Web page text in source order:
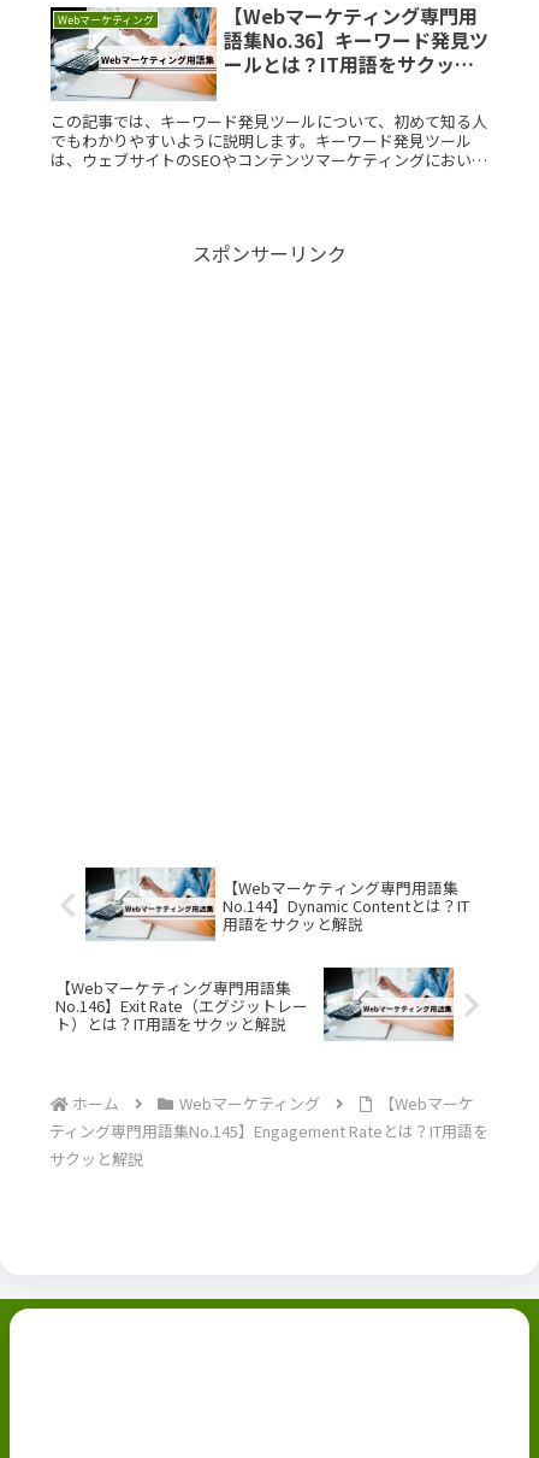
Webマーケティング
【Webマーケティング専門用
語集No.36】キーワード発見ツ
ールとは？IT用語をサクッと
この記事では、キーワード発見ツールについて、初めて知る人
でもわかりやすいように説明します。キーワード発見ツール
は、ウェブサイトのSEOやコンテンツマーケティングにおい
スポンサーリンク
【Webマーケティング専門用語集
No.144】Dynamic Contentとは？IT
用語をサクッと解説
【Webマーケティング専門用語集
No.146】Exit Rate（エグジットレー
ト）とは？IT用語をサクッと解説
ホーム Webマーケティング
【Webマーケ
ティング専門用語集No.145】Engagement Rateとは？IT用語を
サクッと解説